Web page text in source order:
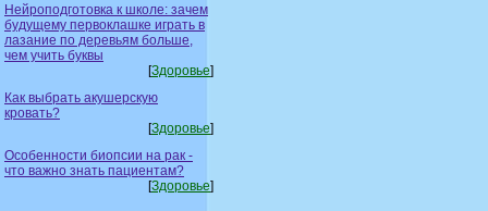
Нейроподготовка к школе: зачем
будущему первоклашке играть в
лазание по деревьям больше,
чем учить буквы
[Здоровье]
Как выбрать акушерскую
кровать?
[Здоровье]
Особенности биопсии на рак -
что важно знать пациентам?
[Здоровье]